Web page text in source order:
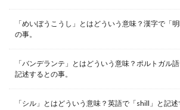
「めいぼうこうし」とはどういう意味？漢字で「
の事。
「バンデランテ」とはどういう意味？ポルトガル
記述するとの事。
「シル」とはどういう意味？英語で「shill」と記述